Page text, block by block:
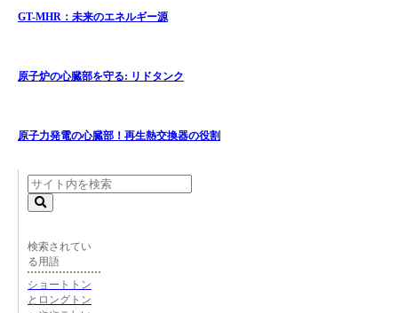
GT-MHR：未来のエネルギー源
原子炉の心臓部を守る: リドタンク
原子力発電の心臓部！再生熱交換器の役割
検索されてい
る用語
ショートトン
とロングトン